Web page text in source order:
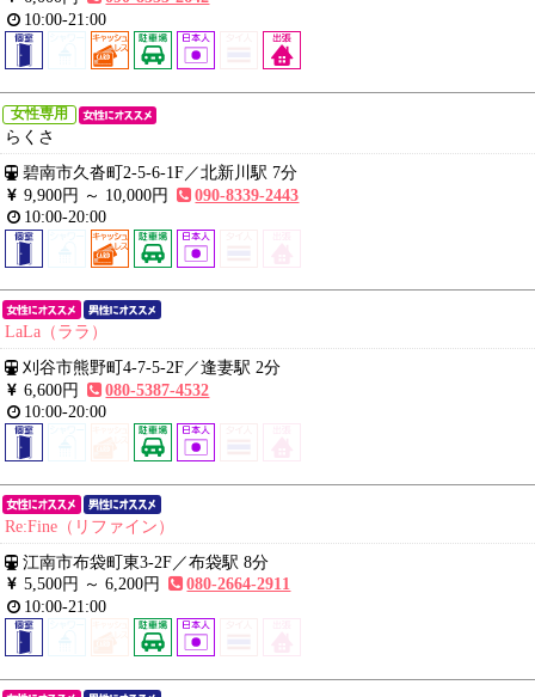
10:00-21:00
女性専用
らくさ
碧南市久沓町2-5-6-1F／北新川駅 7分
9,900円 ～ 10,000円
090-8339-2443
10:00-20:00
LaLa（ララ）
刈谷市熊野町4-7-5-2F／逢妻駅 2分
6,600円
080-5387-4532
10:00-20:00
Re:Fine（リファイン）
江南市布袋町東3-2F／布袋駅 8分
5,500円 ～6,200円
080-2664-2911
10:00-21:00